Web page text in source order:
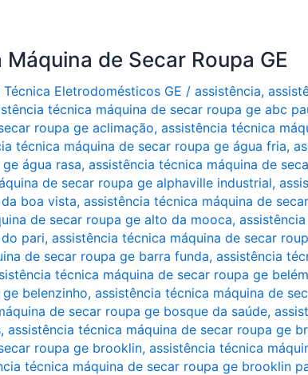
de Secar Roupa GE
Eletrodomésticos GE / assistência,
técnica máquina de secar roupa ge abc
roupa ge aclimação, assistência técnica
técnica máquina de secar roupa ge água fria,
água rasa, assistência técnica máquina de
de secar roupa ge alphaville industrial,
boa vista, assistência técnica máquina de
de secar roupa ge alto da mooca,
pari, assistência técnica máquina de secar
de secar roupa ge barra funda, assistência
técnica máquina de secar roupa ge belém
belenzinho, assistência técnica máquina de
de secar roupa ge bosque da saúde,
, assistência técnica máquina de secar roupa ge
roupa ge brooklin, assistência técnica
técnica máquina de secar roupa ge brooklin